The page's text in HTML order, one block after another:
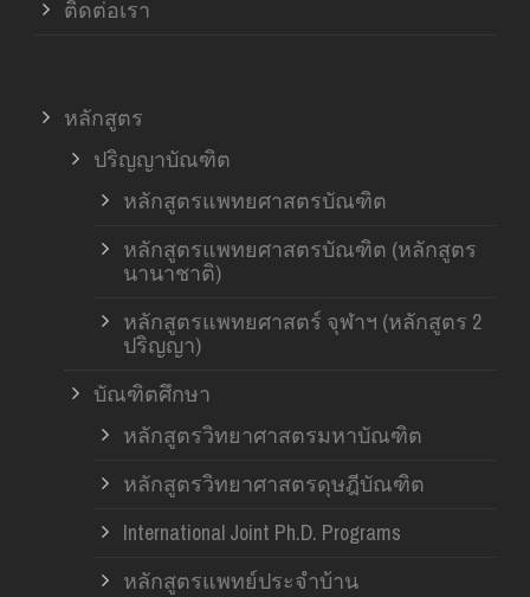
ติดต่อเรา
หลักสูตร
ปริญญาบัณฑิต
หลักสูตรแพทยศาสตรบัณฑิต
หลักสูตรแพทยศาสตรบัณฑิต (หลักสูตร
นานาชาติ)
หลักสูตรแพทยศาสตร์ จุฬาฯ (หลักสูตร 2
ปริญญา)
บัณฑิตศึกษา
หลักสูตรวิทยาศาสตรมหาบัณฑิต
หลักสูตรวิทยาศาสตรดุษฎีบัณฑิต
International Joint Ph.D. Programs
หลักสูตรแพทย์ประจำบ้าน